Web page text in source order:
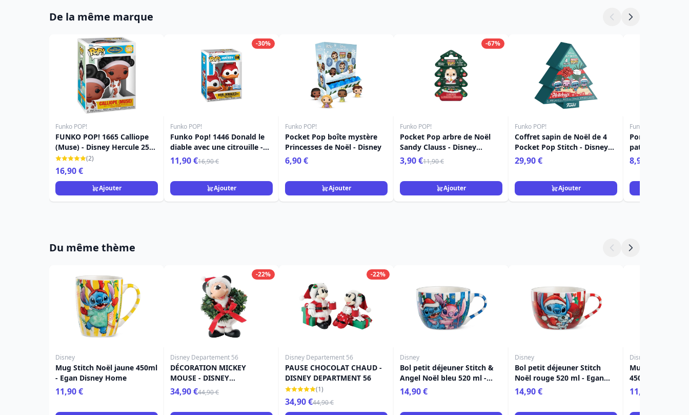
De la même marque
Funko POP!
FUNKO POP! 1665 Calliope
(Muse) - Disney Hercule 25e
anniversaire
(2)
16,90 €
Ajouter
-30%
Funko POP!
Funko Pop! 1446 Donald le
diable avec une citrouille -
Disney
11,90 €16,90 €
Ajouter
Funko POP!
Pocket Pop boîte mystère
Princesses de Noël - Disney
6,90 €
Ajouter
-67%
Funko POP!
Pocket Pop arbre de Noël
Sandy Clauss - Disney
L'étrange Noël De Monsieur
Jack
3,90 €11,90 €
Ajouter
Funko POP!
Coffret sapin de Noël de 4
Pocket Pop Stitch - Disney
Lilo & Stitch
29,90 €
Ajouter
Funko POP!
Porte-clés
patiné - Disney
8,90 €
Du même thème
Disney
Mug Stitch Noël jaune 450ml
- Egan Disney Home
11,90 €
-22%
Disney Departement 56
DÉCORATION MICKEY
MOUSE - DISNEY
DEPARTMENT 56
34,90 €44,90 €
-22%
Disney Departement 56
PAUSE CHOCOLAT CHAUD -
DISNEY DEPARTMENT 56
(1)
34,90 €44,90 €
Disney
Bol petit déjeuner Stitch &
Angel Noël bleu 520 ml -
Egan Disney Home
14,90 €
Disney
Bol petit déjeuner Stitch
Noël rouge 520 ml - Egan
Disney Home
14,90 €
Disney
Mug Stitch Noël
450ml - Egan
11,90 €